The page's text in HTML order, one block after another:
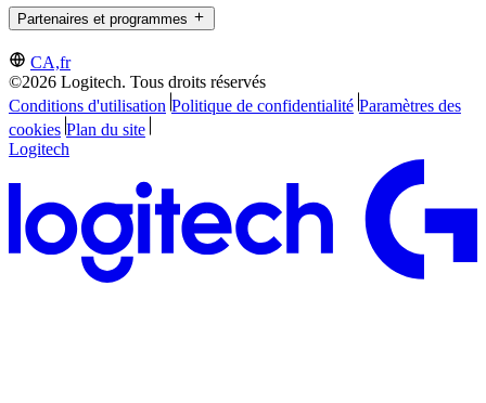
Partenaires et programmes
CA,fr
©2026 Logitech. Tous droits réservés
Conditions d'utilisation Politique de confidentialité Paramètres des
cookies Plan du site
Logitech